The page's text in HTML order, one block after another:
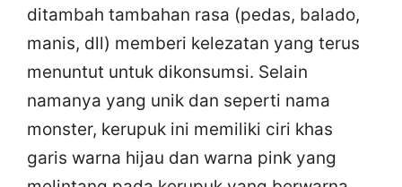
ditambah tambahan rasa (pedas, balado,
manis, dll) memberi kelezatan yang terus
menuntut untuk dikonsumsi. Selain
namanya yang unik dan seperti nama
monster, kerupuk ini memiliki ciri khas
garis warna hijau dan warna pink yang